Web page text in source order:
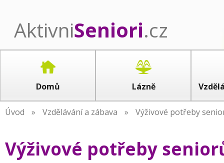
AktivniSeniori.cz
Domů Lázně
Úvod » Vzdělávání a zábava » Výživové potřeby
Výživové potřeby